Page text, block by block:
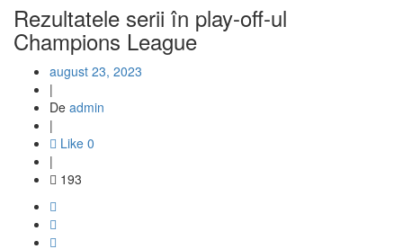
Rezultatele serii în play-off-ul
Champions League
august 23, 2023
|
De admin
|
Like 0
|
193